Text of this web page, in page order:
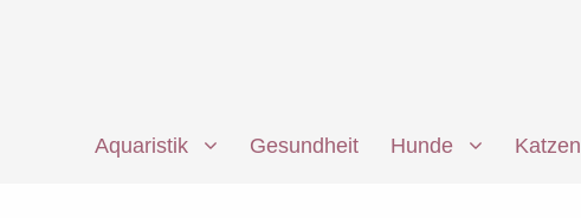
Aquaristik Gesundheit Hunde Katzen